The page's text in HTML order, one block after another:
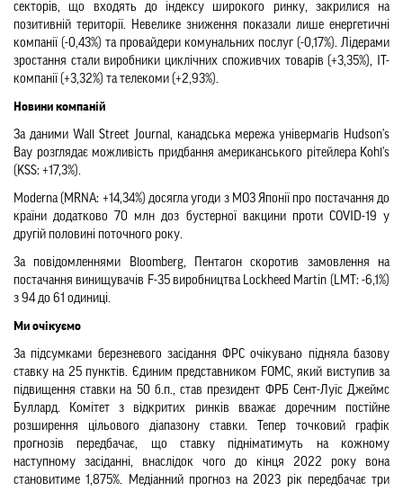
секторів, що входять до індексу широкого ринку, закрилися на
позитивній території. Невелике зниження показали лише енергетичні
компанії (-0,43%) та провайдери комунальних послуг (-0,17%). Лідерами
зростання стали виробники циклічних споживчих товарів (+3,35%), ІТ-
компанії (+3,32%) та телекоми (+2,93%).
Новини компаній
За даними Wall Street Journal, канадська мережа універмагів Hudson's
Bay розглядає можливість придбання американського рітейлера Kohl's
(KSS: +17,3%).
Moderna (MRNA: +14,34%) досягла угоди з МОЗ Японії про постачання до
країни додатково 70 млн доз бустерної вакцини проти COVID-19 у
другій половині поточного року.
За повідомленнями Bloomberg, Пентагон скоротив замовлення на
постачання винищувачів F-35 виробництва Lockheed Martin (LMT: -6,1%)
з 94 до 61 одиниці.
Ми очікуємо
За підсумками березневого засідання ФРС очікувано підняла базову
ставку на 25 пунктів. Єдиним представником FOMC, який виступив за
підвищення ставки на 50 б.п., став президент ФРБ Сент-Луїс Джеймс
Буллард. Комітет з відкритих ринків вважає доречним постійне
розширення цільового діапазону ставки. Тепер точковий графік
прогнозів передбачає, що ставку підніматимуть на кожному
наступному засіданні, внаслідок чого до кінця 2022 року вона
становитиме 1,875%. Медіанний прогноз на 2023 рік передбачає три